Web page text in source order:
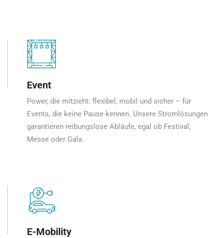
Event
Power, die mitzieht: flexibel, mobil und sicher – für
Events, die keine Pause kennen. Unsere Stromlösungen
garantieren reibungslose Abläufe, egal ob Festival,
Messe oder Gala.
E-Mobility